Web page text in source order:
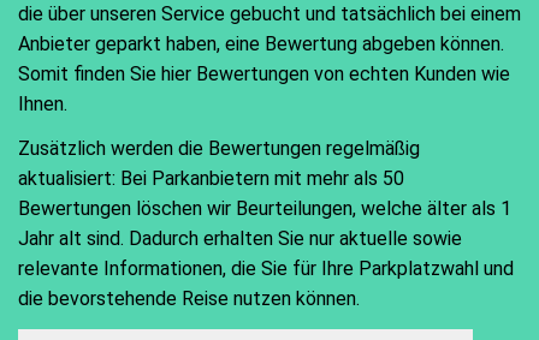
die über unseren Service gebucht und tatsächlich bei einem
Anbieter geparkt haben, eine Bewertung abgeben können.
Somit finden Sie hier Bewertungen von echten Kunden wie
Ihnen.
Zusätzlich werden die Bewertungen regelmäßig
aktualisiert: Bei Parkanbietern mit mehr als 50
Bewertungen löschen wir Beurteilungen, welche älter als 1
Jahr alt sind. Dadurch erhalten Sie nur aktuelle sowie
relevante Informationen, die Sie für Ihre Parkplatzwahl und
die bevorstehende Reise nutzen können.